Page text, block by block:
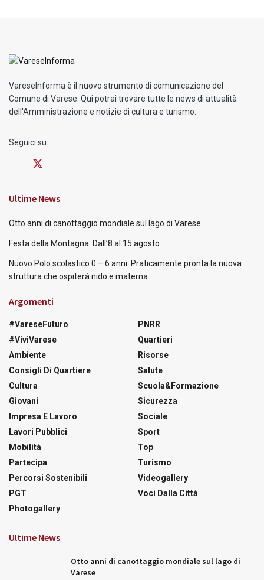
VareseInforma è il nuovo strumento di comunicazione del
Comune di Varese. Qui potrai trovare tutte le news di attualità
dell'Amministrazione e notizie di cultura e turismo.
Seguici su:
Ultime News
Otto anni di canottaggio mondiale sul lago di Varese
Festa della Montagna. Dall’8 al 15 agosto
Nuovo Polo scolastico 0 – 6 anni. Praticamente pronta la nuova
struttura che ospiterà nido e materna
Argomenti
#VareseFuturo
#ViviVarese
Ambiente
Consigli Di Quartiere
Cultura
Giovani
Impresa E Lavoro
Lavori Pubblici
Mobilità
Partecipa
Percorsi Sostenibili
PGT
Photogallery
PNRR
Quartieri
Risorse
Salute
Scuola&Formazione
Sicurezza
Sociale
Sport
Top
Turismo
Videogallery
Voci Dalla Città
Ultime News
Otto anni di canottaggio mondiale sul lago di
Varese